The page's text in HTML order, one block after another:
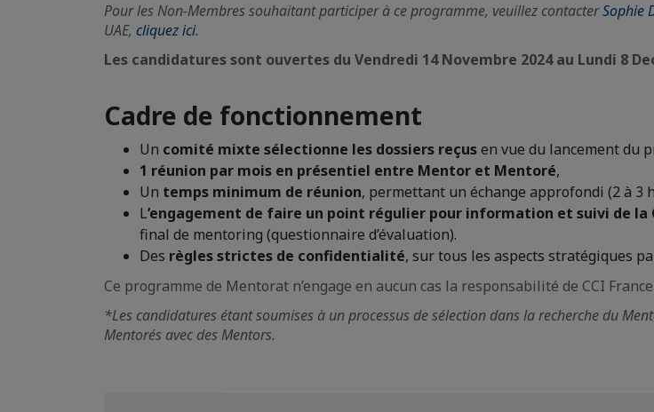
Pour les Non-Membres souhaitant participer à ce programme, veuillez contacterSophie
UAE, cliquez ici.
Les candidatures sont ouvertes du Vendredi 14 Novembre 2024 au Lundi 8
Cadre de fonctionnement
Un comité mixte sélectionne les dossiers reçusen vue du lancement du
1 réunion par mois en présentiel entre Mentor et Mentoré,
Un temps minimum de réunion, permettant un échange approfondi (2 à 3
L’engagement de faire un point régulier pour information et suivi de la
final de mentoring (questionnaire d’évaluation).
Des règles strictes de confidentialité, sur tous les aspects stratégiques
Ce programme de Mentorat n’engage en aucun cas la responsabilité de CCI
*Les candidatures étant soumises à un processus de sélection dans la recherche du
Mentorés avec des Mentors.